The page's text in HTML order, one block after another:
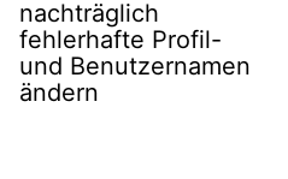
nachträglich
fehlerhafte Profil-
und Benutzernamen
ändern